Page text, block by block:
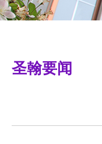
圣翰要闻